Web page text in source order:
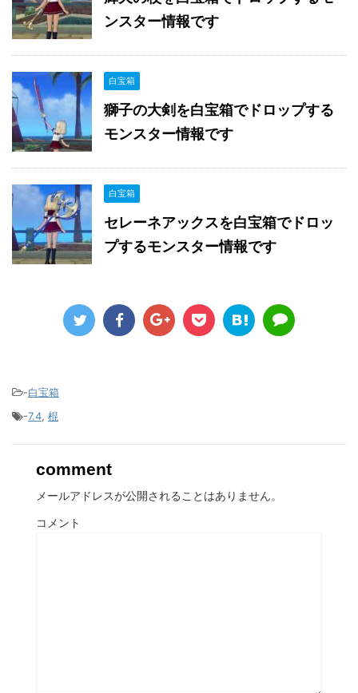
ンスター情報です
白宝箱
獅子の大剣を白宝箱でドロップする
モンスター情報です
白宝箱
セレーネアックスを白宝箱でドロッ
プするモンスター情報です
-白宝箱
-7.4, 棍
comment
メールアドレスが公開されることはありません。
コメント